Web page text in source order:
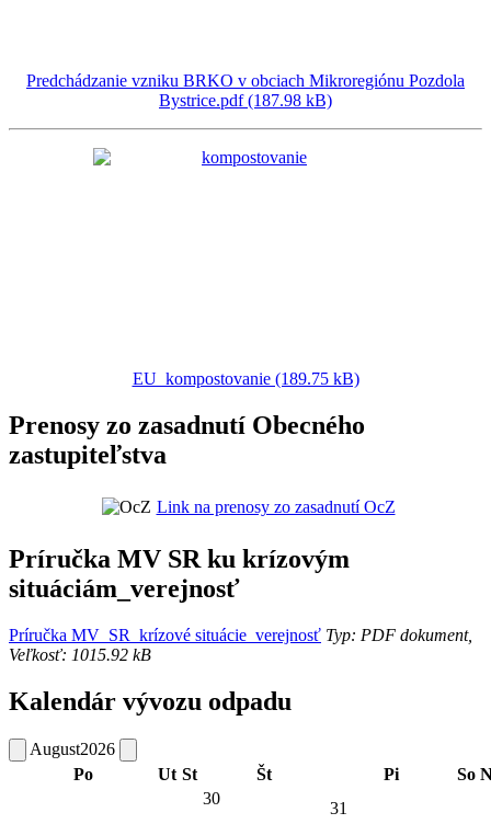
Predchádzanie vzniku BRKO v obciach Mikroregiónu Pozdola
Bystrice.pdf (187.98 kB)
EU_kompostovanie (189.75 kB)
Prenosy zo zasadnutí Obecného
zastupiteľstva
Link na prenosy zo zasadnutí OcZ
Príručka MV SR ku krízovým
situáciám_verejnosť
Príručka MV_SR_krízové situácie_verejnosť Typ: PDF dokument,
Veľkosť: 1015.92 kB
Kalendár vývozu odpadu
August2026
Po
Ut St Št Pi So
30
31